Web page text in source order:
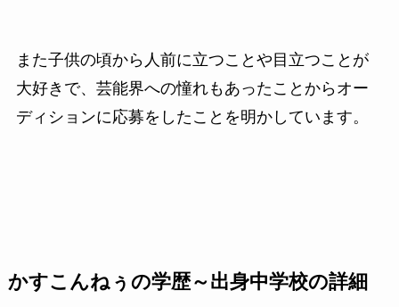
また子供の頃から人前に立つことや目立つことが
大好きで、芸能界への憧れもあったことからオー
ディションに応募をしたことを明かしています。
かすこんねぅの学歴～出身中学校の詳細